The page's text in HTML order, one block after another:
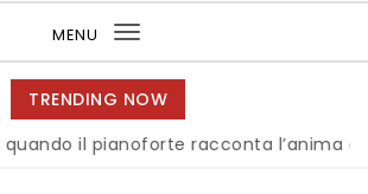
MENU
Toggle
navigation
TRENDING NOW
il pianoforte racconta l’anima